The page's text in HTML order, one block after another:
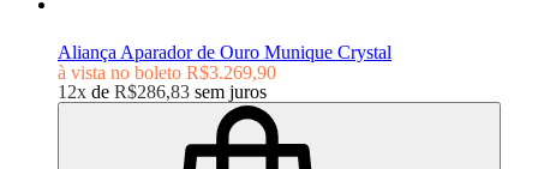
Aliança Aparador de Ouro Munique Crystal
à vista no boleto R$3.269,90
12x de R$286,83 sem juros